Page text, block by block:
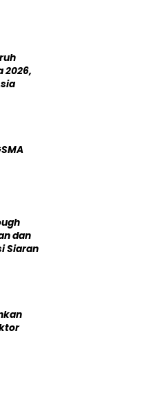
2026,
dan
Siaran